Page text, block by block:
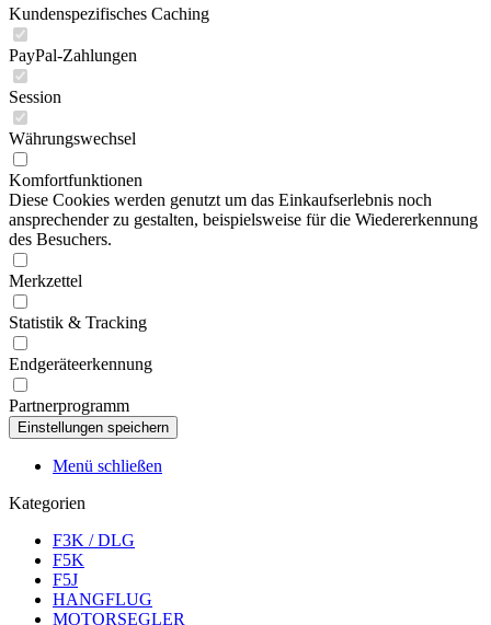
Kundenspezifisches Caching
PayPal-Zahlungen
Session
Währungswechsel
Komfortfunktionen
Diese Cookies werden genutzt um das Einkaufserlebnis noch
ansprechender zu gestalten, beispielsweise für die Wiedererkennung
des Besuchers.
Merkzettel
Statistik & Tracking
Endgeräteerkennung
Partnerprogramm
Menü schließen
Kategorien
F3K / DLG
F5K
F5J
HANGFLUG
MOTORSEGLER